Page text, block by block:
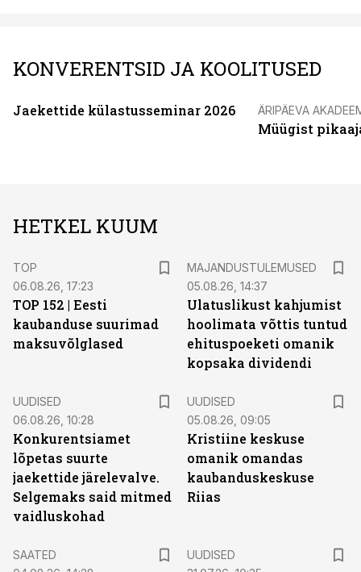
KONVERENTSID JA KOOLITUSED
Jaekettide külastusseminar 2026 ÄRIPÄEVA
Müügist
HETKEL KUUM
TOP
06.08.26, 17:23
TOP 152 | Eesti
kaubanduse suurimad
maksuvõlglased
MAJANDUSTULEMUSED
05.08.26, 14:37
Ulatuslikust kahjumist
hoolimata võttis tuntud
ehituspoeketi omanik
kopsaka dividendi
UUDISED
06.08.26, 10:28
Konkurentsiamet
lõpetas suurte
jaekettide järelevalve.
Selgemaks said mitmed
vaidluskohad
UUDISED
05.08.26, 09:05
Kristiine keskuse
omanik omandas
kaubanduskeskuse
Riias
SAATED
UUDISED